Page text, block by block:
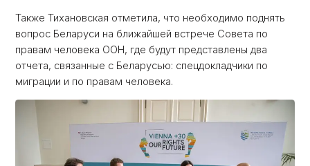
Также Тихановская отметила, что необходимо поднять
вопрос Беларуси на ближайшей встрече Совета по
правам человека ООН, где будут представлены два
отчета, связанные с Беларусью: спецдокладчики по
миграции и по правам человека.